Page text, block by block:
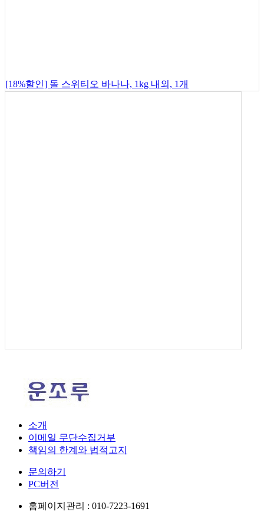
[18%할인] 돌 스위티오 바나나, 1kg 내외, 1개
소개
이메일 무단수집거부
책임의 한계와 법적고지
문의하기
PC버전
홈페이지관리 : 010-7223-1691